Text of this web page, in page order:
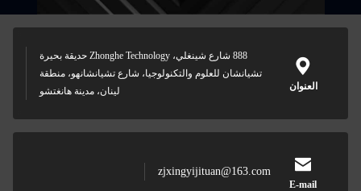
العنوان
888 شارع شينغلي، Zhonghe Technology حديقة بحيرة
تشيانشان للعلوم والتكنولوجيا، شارع تشيانشانهو، منطقة
لينان، مدينة هانغتشو
E-mail
zjxingyijituan@163.com